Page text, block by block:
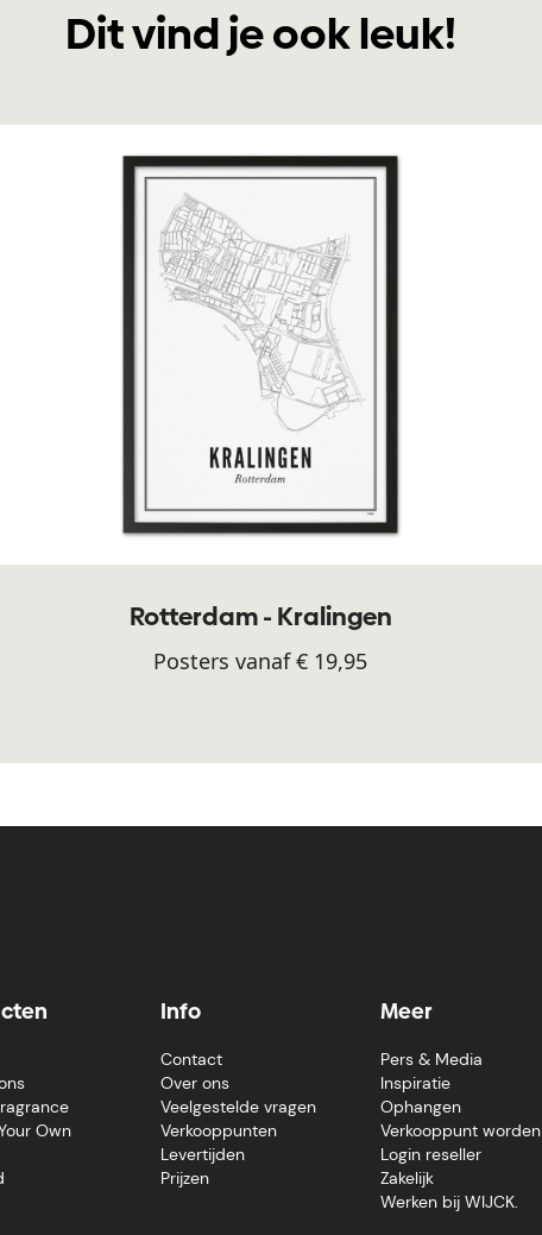
Dit vind je ook leuk!
Rotterdam - Kralingen
Posters vanaf € 19,95
Own
Info
Contact
Over ons
Veelgestelde vragen
Verkooppunten
Levertijden
Prijzen
Meer
Pers & Media
Inspiratie
Ophangen
Verkooppunt worden
Login reseller
Zakelijk
Werken bij WIJCK.